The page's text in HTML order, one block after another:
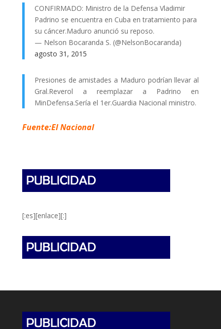
CONFIRMADO: Ministro de la Defensa Vladimir
Padrino se encuentra en Cuba en tratamiento para
su cáncer.Maduro anunció su reposo.
— Nelson Bocaranda S. (@NelsonBocaranda)
agosto 31, 2015
Presiones de amistades a Maduro podrían llevar al
Gral.Reverol a reemplazar a Padrino en
MinDefensa.Sería el 1er.Guardia Nacional ministro.
Fuente:El Nacional
[:es][enlace][:]